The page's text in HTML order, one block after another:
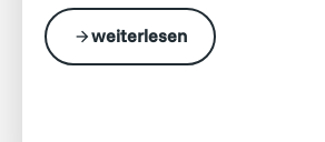
weiterlesen